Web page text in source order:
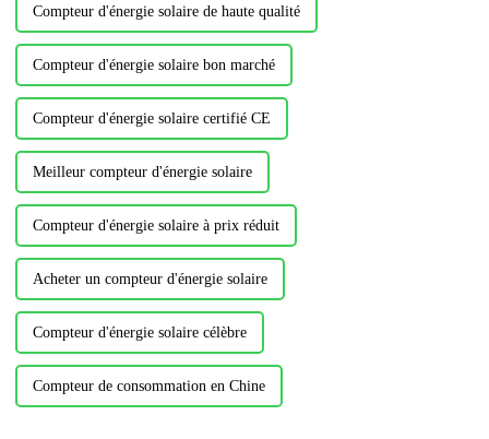
Compteur d'énergie solaire de haute qualité
Compteur d'énergie solaire bon marché
Compteur d'énergie solaire certifié CE
Meilleur compteur d'énergie solaire
Compteur d'énergie solaire à prix réduit
Acheter un compteur d'énergie solaire
Compteur d'énergie solaire célèbre
Compteur de consommation en Chine